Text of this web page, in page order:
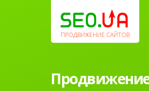
ПРОДВИЖЕНИЕ САЙТОВ
Продвижение